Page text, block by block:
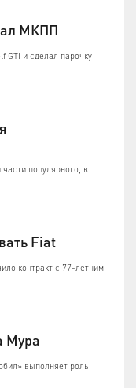
МКПП
GTI и сделал парочку
популярного, в
Fiat
контракт с 77-летним
Мура
выполняет роль